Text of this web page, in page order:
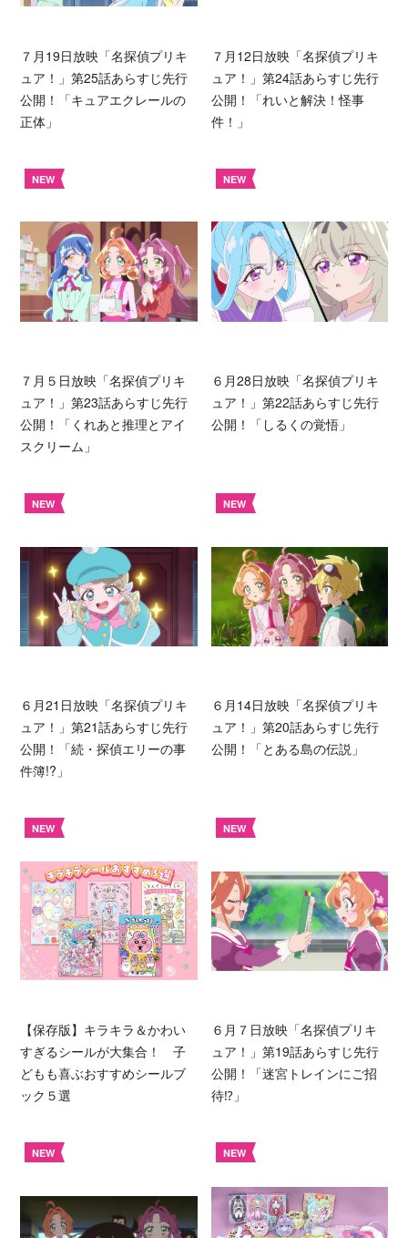
７月19日放映「名探偵プリキ
ュア！」第25話あらすじ先行
公開！「キュアエクレールの
正体」
７月12日放映「名探偵プリキ
ュア！」第24話あらすじ先行
公開！「れいと解決！怪事
件！」
NEW
７月５日放映「名探偵プリキ
ュア！」第23話あらすじ先行
公開！「くれあと推理とアイ
スクリーム」
NEW
６月28日放映「名探偵プリキ
ュア！」第22話あらすじ先行
公開！「しるくの覚悟」
NEW
６月21日放映「名探偵プリキ
ュア！」第21話あらすじ先行
公開！「続・探偵エリーの事
件簿!?」
NEW
６月14日放映「名探偵プリキ
ュア！」第20話あらすじ先行
公開！「とある島の伝説」
NEW
【保存版】キラキラ＆かわい
すぎるシールが大集合！ 子
どもも喜ぶおすすめシールブ
ック５選
NEW
６月７日放映「名探偵プリキ
ュア！」第19話あらすじ先行
公開！「迷宮トレインにご招
待⁉︎」
NEW NEW